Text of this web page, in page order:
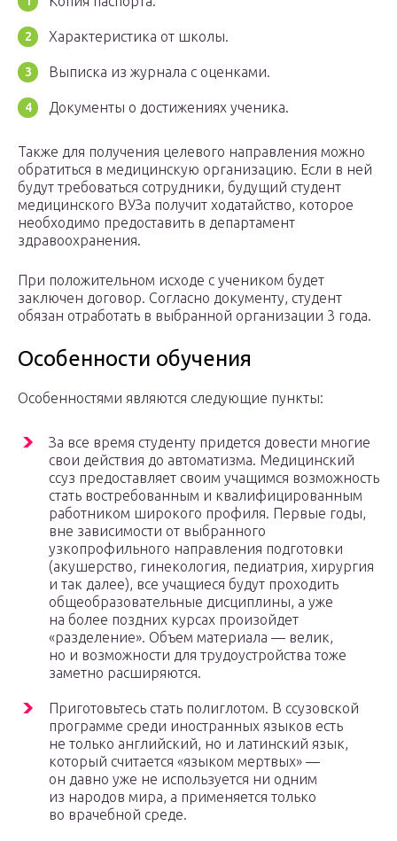
Характеристика от школы.
Выписка из журнала с оценками.
Документы о достижениях ученика.
Также для получения целевого направления можно
обратиться в медицинскую организацию. Если в ней
будут требоваться сотрудники, будущий студент
медицинского ВУЗа получит ходатайство, которое
необходимо предоставить в департамент
здравоохранения.
При положительном исходе с учеником будет
заключен договор. Согласно документу, студент
обязан отработать в выбранной организации 3 года.
Особенности обучения
Особенностями являются следующие пункты:
За все время студенту придется довести многие
свои действия до автоматизма. Медицинский
ссуз предоставляет своим учащимся возможность
стать востребованным и квалифицированным
работником широкого профиля. Первые годы,
вне зависимости от выбранного
узкопрофильного направления подготовки
(акушерство, гинекология, педиатрия, хирургия
и так далее), все учащиеся будут проходить
общеобразовательные дисциплины, а уже
на более поздних курсах произойдет
«разделение». Объем материала — велик,
но и возможности для трудоустройства тоже
заметно расширяются.
Приготовьтесь стать полиглотом. В ссузовской
программе среди иностранных языков есть
не только английский, но и латинский язык,
который считается «языком мертвых» —
он давно уже не используется ни одним
из народов мира, а применяется только
во врачебной среде.